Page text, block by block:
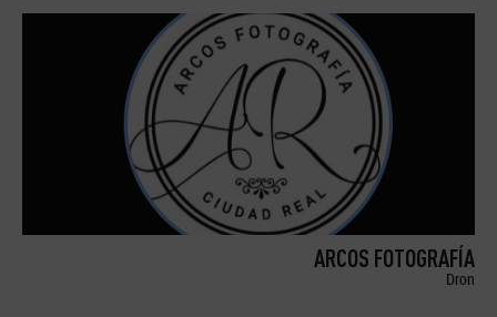
ARCOS FOTOGRAFÍA
Dron